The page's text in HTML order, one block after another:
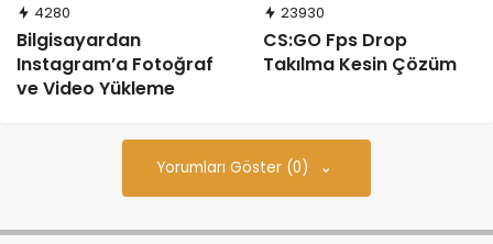
4280
Bilgisayardan
Instagram’a Fotoğraf
ve Video Yükleme
23930
CS:GO Fps Drop
Takılma Kesin Çözüm
Yorumları Göster (0)